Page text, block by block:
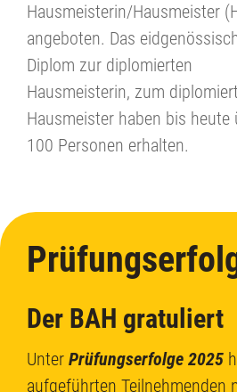
Hausmeisterin/Hausmeister
angeboten. Das
Diplom zur diplomierten
Hausmeisterin, zum
Hausmeister haben bis heute
100 Personen erhalten.
Der BAH gratuliert
Unter Prüfungserfolge 2025
aufgeführten Teilnehmenden